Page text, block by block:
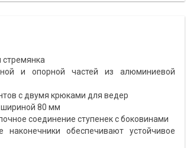
и опорной частей из алюминиевой
с двумя крюками для ведер
80 мм
соединение ступенек с боковинами
наконечники обеспечивают устойчивое